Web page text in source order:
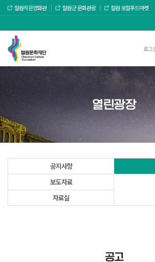
철원작은영화관 철원군 문화관광 철원 로컬푸드마켓
로그
열린광장
공지사항
보도자료
자료실
공고